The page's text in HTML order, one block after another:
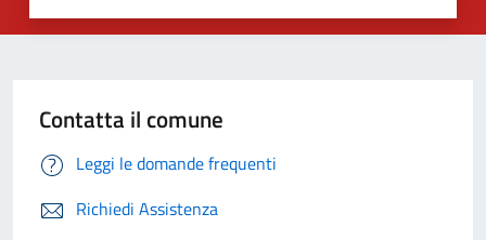
Contatta il comune
Leggi le domande frequenti
Richiedi Assistenza